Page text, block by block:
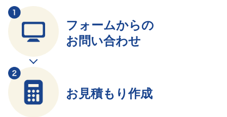
フォームからの
お問い合わせ
お見積もり作成